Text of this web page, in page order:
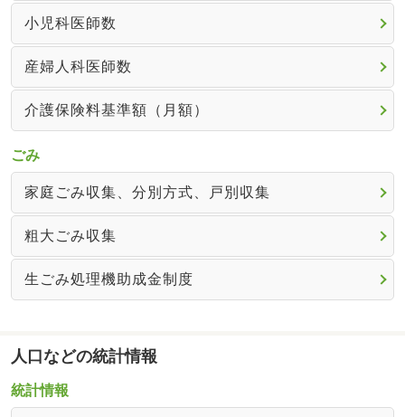
小児科医師数
産婦人科医師数
介護保険料基準額（月額）
ごみ
家庭ごみ収集、分別方式、戸別収集
粗大ごみ収集
生ごみ処理機助成金制度
人口などの統計情報
統計情報